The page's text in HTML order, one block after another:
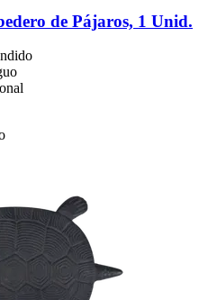
de Pájaros, 1 Unid.